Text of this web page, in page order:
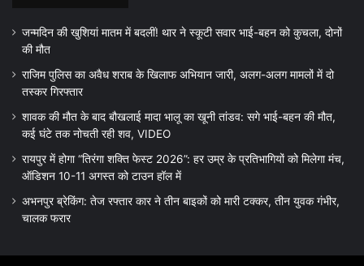
जन्मदिन की खुशियां मातम में बदलीं! थार ने स्कूटी सवार भाई-बहन को कुचला, दोनों
की मौत
राजिम पुलिस का अवैध शराब के खिलाफ अभियान जारी, अलग-अलग मामलों में दो
तस्कर गिरफ्तार
शावक की मौत के बाद बौखलाई मादा भालू का खूनी तांडव: सगे भाई-बहन की मौत,
कई घंटे तक नोचती रही शव, VIDEO
रायपुर में होगा “तिरंगा शक्ति फेस्ट 2026”: हर उम्र के प्रतिभागियों को मिलेगा मंच,
ऑडिशन 10-11 अगस्त को टाउन हॉल में
अभनपुर ब्रेकिंग: तेज रफ्तार कार ने तीन बाइकों को मारी टक्कर, तीन युवक गंभीर,
चालक फरार